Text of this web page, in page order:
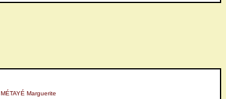
MÉTAYÉ Marguerite